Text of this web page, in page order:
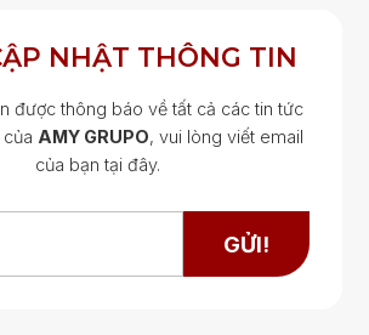
NHẬT THÔNG TIN
được thông báo về tất cả các tin tức
AMY GRUPO, vui lòng viết email
của bạn tại đây.
GỬI!